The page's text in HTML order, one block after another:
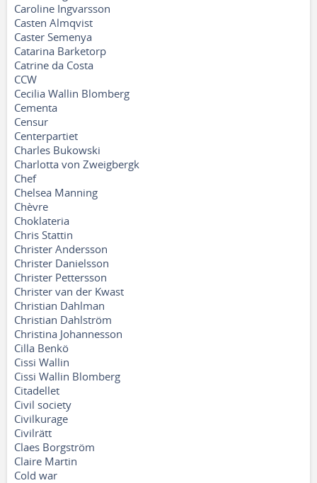
Caroline Ingvarsson
Casten Almqvist
Caster Semenya
Catarina Barketorp
Catrine da Costa
CCW
Cecilia Wallin Blomberg
Cementa
Censur
Centerpartiet
Charles Bukowski
Charlotta von Zweigbergk
Chef
Chelsea Manning
Chèvre
Choklateria
Chris Stattin
Christer Andersson
Christer Danielsson
Christer Pettersson
Christer van der Kwast
Christian Dahlman
Christian Dahlström
Christina Johannesson
Cilla Benkö
Cissi Wallin
Cissi Wallin Blomberg
Citadellet
Civil society
Civilkurage
Civilrätt
Claes Borgström
Claire Martin
Cold war